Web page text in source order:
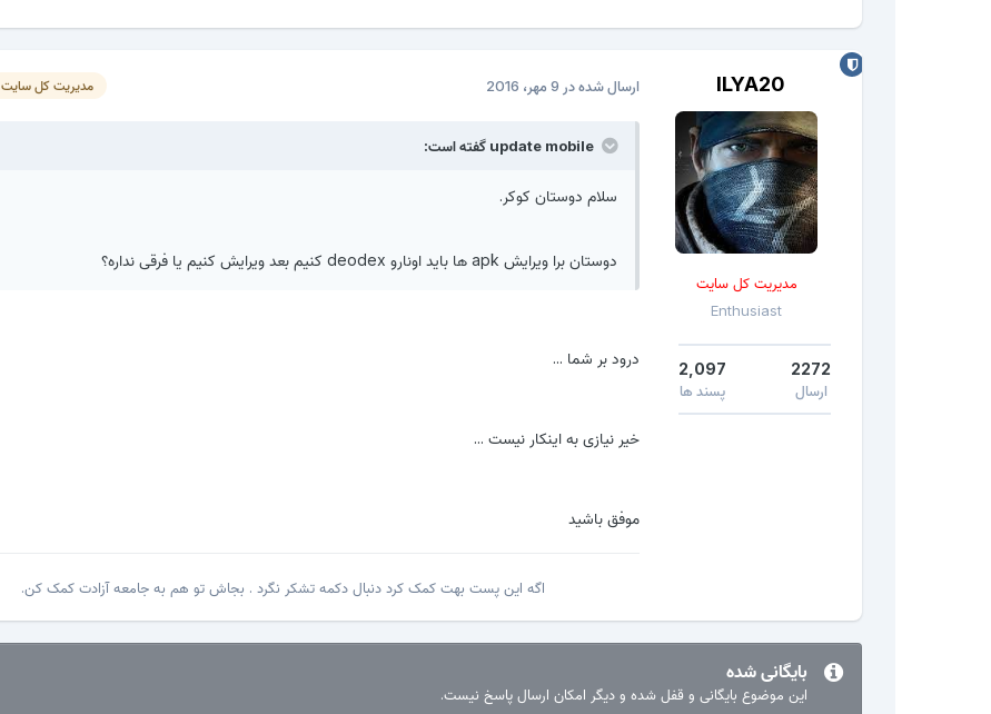
ILYA20
مدیریت کل سایت
Enthusiast
2272
ارسال
2,097
پسند ها
مدیریت کل سایت ارسال شده در 9 مهر، 2016
سلام دوستان کوکر.
دوستان برا ویرایش apk ها باید اونارو deodex کنیم بعد ویرایش کنیم یا فرقی نداره؟
درود بر شما ...
خیر نیازی به اینکار نیست ...
موفق باشید
اگه این پست بهت کمک کرد دنبال دکمه تشکر نگرد . بجاش تو هم به جامعه آزادت کمک کن.
بایگانی شده
این موضوع بایگانی و قفل شده و دیگر امکان ارسال پاسخ نیست.